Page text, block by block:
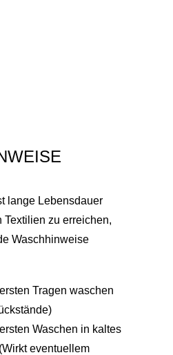
lange Lebensdauer
Textilien zu erreichen,
Waschhinweise
Tragen waschen
Waschen in kaltes
eventuellem